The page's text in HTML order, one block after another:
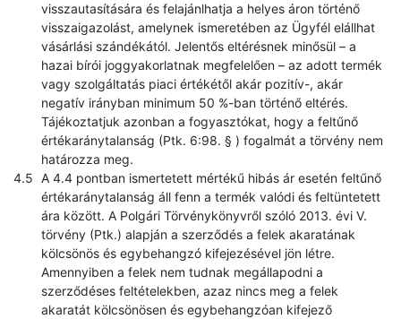
visszautasítására és felajánlhatja a helyes áron történő
visszaigazolást, amelynek ismeretében az Ügyfél elállhat
vásárlási szándékától. Jelentős eltérésnek minősül – a
hazai bírói joggyakorlatnak megfelelően – az adott termék
vagy szolgáltatás piaci értékétől akár pozitív-, akár
negatív irányban minimum 50 %-ban történő eltérés.
Tájékoztatjuk azonban a fogyasztókat, hogy a feltűnő
értékaránytalanság (Ptk. 6:98. § ) fogalmát a törvény nem
határozza meg.
A 4.4 pontban ismertetett mértékű hibás ár esetén feltűnő
értékaránytalanság áll fenn a termék valódi és feltüntetett
ára között. A Polgári Törvénykönyvről szóló 2013. évi V.
törvény (Ptk.) alapján a szerződés a felek akaratának
kölcsönös és egybehangzó kifejezésével jön létre.
Amennyiben a felek nem tudnak megállapodni a
szerződéses feltételekben, azaz nincs meg a felek
akaratát kölcsönösen és egybehangzóan kifejező